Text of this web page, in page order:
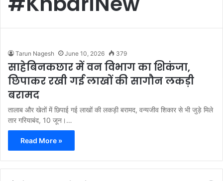
Tarun Nagesh June 10, 2026 379
साहेबिनकछार में वन विभाग का शिकंजा,
छिपाकर रखी गई लाखों की सागौन लकड़ी
बरामद
तालाब और खेतों में छिपाई गई लाखों की लकड़ी बरामद, वन्यजीव शिकार से भी जुड़े मिले
तार गरियाबंद, 10 जून।…
Read More »